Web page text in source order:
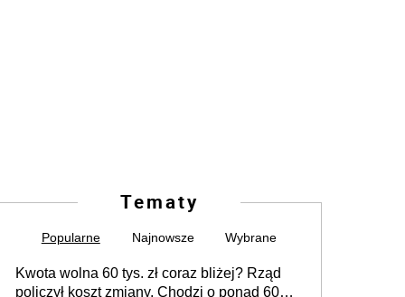
Tematy
Popularne Najnowsze Wybrane
Kwota wolna 60 tys. zł coraz bliżej? Rząd
policzył koszt zmiany. Chodzi o ponad 60